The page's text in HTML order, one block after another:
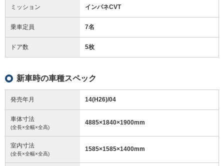
ミッション インパネCVT
乗車定員 7名
ドア数 5枚
新車時の車種スペック
発売年月 14(H26)/04
車体寸法
(全長×全幅×全高)
4885×1840×1900mm
室内寸法
(全長×全幅×全高)
1585×1585×1400mm